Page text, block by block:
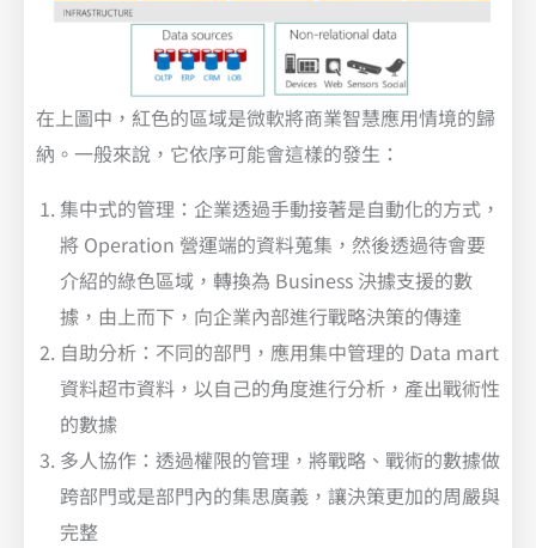
在上圖中，紅色的區域是微軟將商業智慧應用情境的歸
納。一般來說，它依序可能會這樣的發生：
集中式的管理：企業透過手動接著是自動化的方式，
將 Operation 營運端的資料蒐集，然後透過待會要
介紹的綠色區域，轉換為 Business 決據支援的數
據，由上而下，向企業內部進行戰略決策的傳達
自助分析：不同的部門，應用集中管理的 Data mart
資料超市資料，以自己的角度進行分析，產出戰術性
的數據
多人協作：透過權限的管理，將戰略、戰術的數據做
跨部門或是部門內的集思廣義，讓決策更加的周嚴與
完整